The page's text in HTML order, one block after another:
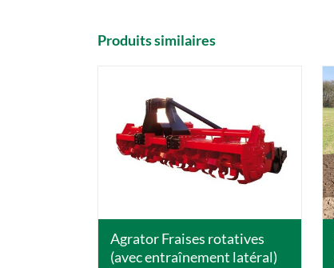
Produits similaires
DETAILS
Agrator Fraises rotatives
(avec entraînement latéral)